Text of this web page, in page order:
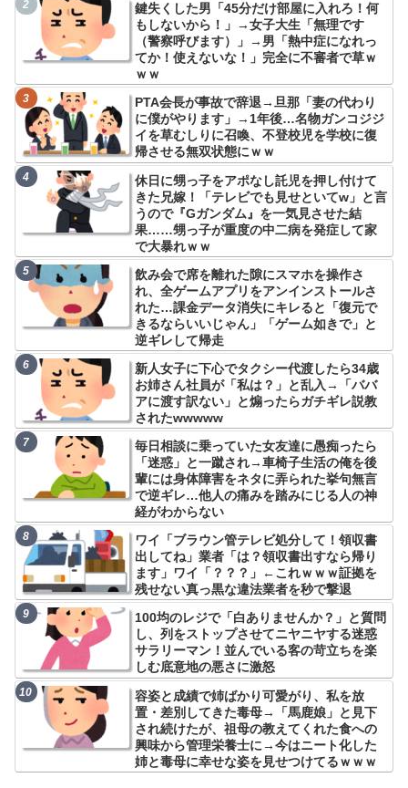
鍵失くした男「45分だけ部屋に入れろ！何
もしないから！」→女子大生「無理です
（警察呼びます）」→男「熱中症になれっ
てか！使えないな！」完全に不審者で草ｗ
ｗｗ
PTA会長が事故で辞退→旦那「妻の代わり
に僕がやります」→1年後…名物ガンコジジ
イを草むしりに召喚、不登校児を学校に復
帰させる無双状態にｗｗ
休日に甥っ子をアポなし託児を押し付けて
きた兄嫁！「テレビでも見せといてw」と言
うので『Gガンダム』を一気見させた結
果……甥っ子が重度の中二病を発症して家
で大暴れｗｗ
飲み会で席を離れた隙にスマホを操作さ
れ、全ゲームアプリをアンインストールさ
れた…課金データ消失にキレると「復元で
きるならいいじゃん」「ゲーム如きで」と
逆ギレして帰走
新人女子に下心でタクシー代渡したら34歳
お姉さん社員が「私は？」と乱入→「ババ
アに渡す訳ない」と煽ったらガチギレ説教
されたwwwww
毎日相談に乗っていた女友達に愚痴ったら
「迷惑」と一蹴され→車椅子生活の俺を後
輩には身体障害をネタに弄られた挙句無言
で逆ギレ…他人の痛みを踏みにじる人の神
経がわからない
ワイ「ブラウン管テレビ処分して！領収書
出してね」業者「は？領収書出すなら帰り
ます」ワイ「？？？」←これｗｗｗ証拠を
残せない真っ黒な違法業者を秒で撃退
100均のレジで「白ありませんか？」と質問
し、列をストップさせてニヤニヤする迷惑
サラリーマン！並んでいる客の苛立ちを楽
しむ底意地の悪さに激怒
容姿と成績で姉ばかり可愛がり、私を放
置・差別してきた毒母→「馬鹿娘」と見下
され続けたが、祖母の教えてくれた食への
興味から管理栄養士に→今はニート化した
姉と毒母に幸せな姿を見せつけてるｗｗｗ